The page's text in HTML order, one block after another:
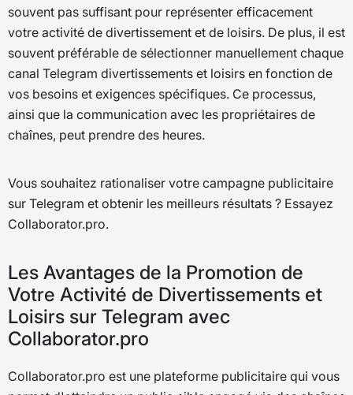
souvent pas suffisant pour représenter efficacement
votre activité de divertissement et de loisirs. De plus, il est
souvent préférable de sélectionner manuellement chaque
canal Telegram divertissements et loisirs en fonction de
vos besoins et exigences spécifiques. Ce processus,
ainsi que la communication avec les propriétaires de
chaînes, peut prendre des heures.
Vous souhaitez rationaliser votre campagne publicitaire
sur Telegram et obtenir les meilleurs résultats ? Essayez
Collaborator.pro.
Les Avantages de la Promotion de
Votre Activité de Divertissements et
Loisirs sur Telegram avec
Collaborator.pro
Collaborator.pro est une plateforme publicitaire qui vous